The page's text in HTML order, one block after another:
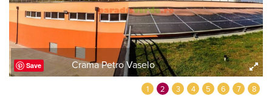
Save Crama Petro Vaselo